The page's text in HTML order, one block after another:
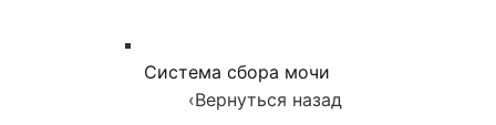
Система сбора мочи
‹Вернуться назад